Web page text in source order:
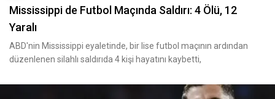
Mississippi de Futbol Maçında Saldırı: 4 Ölü, 12
Yaralı
ABD'nin Mississippi eyaletinde, bir lise futbol maçının ardından
düzenlenen silahlı saldırıda 4 kişi hayatını kaybetti,